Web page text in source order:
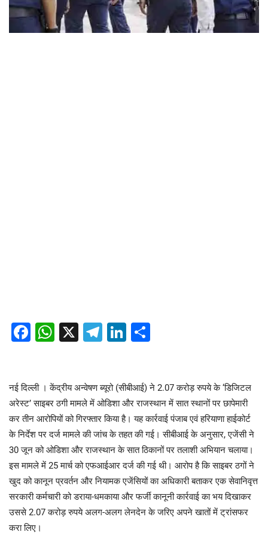
Facebook
WhatsApp
X Telegram
LinkedIn
नई दिल्ली । केंद्रीय अन्वेषण ब्यूरो (सीबीआई) ने 2.07 करोड़ रुपये के ‘डिजिटल
अरेस्ट’ साइबर ठगी मामले में ओडिशा और राजस्थान में सात स्थानों पर छापेमारी
कर तीन आरोपियों को गिरफ्तार किया है। यह कार्रवाई पंजाब एवं हरियाणा हाईकोर्ट
के निर्देश पर दर्ज मामले की जांच के तहत की गई। सीबीआई के अनुसार, एजेंसी ने
30 जून को ओडिशा और राजस्थान के सात ठिकानों पर तलाशी अभियान चलाया।
इस मामले में 25 मार्च को एफआईआर दर्ज की गई थी। आरोप है कि साइबर ठगों ने
खुद को कानून प्रवर्तन और नियामक एजेंसियों का अधिकारी बताकर एक सेवानिवृत्त
सरकारी कर्मचारी को डराया-धमकाया और फर्जी कानूनी कार्रवाई का भय दिखाकर
उससे 2.07 करोड़ रुपये अलग-अलग लेनदेन के जरिए अपने खातों में ट्रांसफर
करा लिए।